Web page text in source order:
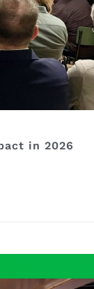
in 2026